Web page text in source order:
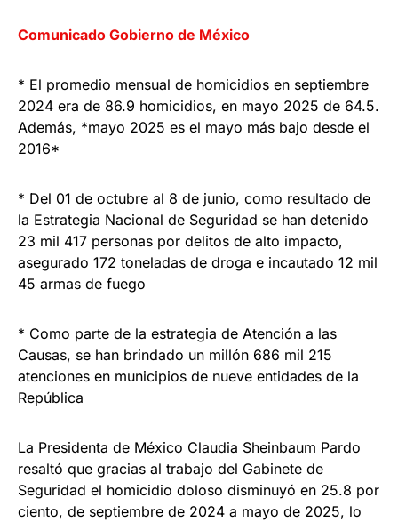
Comunicado Gobierno de México
* El promedio mensual de homicidios en septiembre
2024 era de 86.9 homicidios, en mayo 2025 de 64.5.
Además, *mayo 2025 es el mayo más bajo desde el
2016*
* Del 01 de octubre al 8 de junio, como resultado de
la Estrategia Nacional de Seguridad se han detenido
23 mil 417 personas por delitos de alto impacto,
asegurado 172 toneladas de droga e incautado 12 mil
45 armas de fuego
* Como parte de la estrategia de Atención a las
Causas, se han brindado un millón 686 mil 215
atenciones en municipios de nueve entidades de la
República
La Presidenta de México Claudia Sheinbaum Pardo
resaltó que gracias al trabajo del Gabinete de
Seguridad el homicidio doloso disminuyó en 25.8 por
ciento, de septiembre de 2024 a mayo de 2025, lo